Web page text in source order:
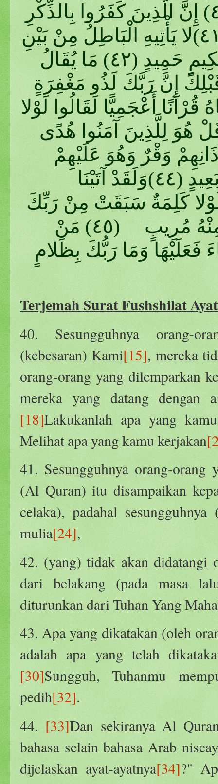
شِئْتُمْ إِنَّهُ بِمَا تَعْمَلُونَ بَصِيرٌ (٤٠) إِنَّ الَّذِينَ كَفَرُوا بِالذِّكْرِ
لَمَّا جَاءَهُمْ وَإِنَّهُ لَكِتَابٌ عَزِيزٌ (٤١)لا يَأْتِيهِ الْبَاطِلُ مِنْ بَيْنِ
يَدَيْهِ وَلا مِنْ خَلْفِهِ تَنْزِيلٌ مِنْ حَكِيمٍ حَمِيدٍ (٤٢) مَا يُقَالُ
إِنَّ رَبَّكَ لَذُو مَغْفِرَةٍ
وَلَوْ جَعَلْنَاهُ قُرْآنًا أَعْجَمِيًّا لَقَالُوا لَوْلا
هُوَ لِلَّذِينَ آمَنُوا هُدًى
وَقْرٌ وَهُوَ عَلَيْهِمْ
عَمًى أُولَئِكَ يُنَادَوْنَ مِنْ مَكَانٍ بَعِيدٍ (٤٤)وَلَقَدْ آتَيْنَا
كَلِمَةٌ سَبَقَتْ مِنْ رَبِّكَ
لَقُضِيَ بَيْنَهُمْ وَإِنَّهُمْ لَفِي شَكٍّ مِنْهُ مُرِيبٍ (٤٥) مَنْ
وَمَا رَبُّكَ بِظَلامٍ
Terjemah Surat Fushshilat
40. Sesungguhnya orang-
(kebesaran) Kami[15], mereka
orang-orang yang dilemparkan
mereka yang datang dengan
[18]Lakukanlah apa yang
Melihat apa yang kamu kerjakan
41. Sesungguhnya orang-
(Al Quran) itu disampaikan
celaka), padahal
mulia[24],
42. (yang) tidak akan didatangi
dari belakang (pada masa
diturunkan dari Tuhan Yang
43. Apa yang dikatakan (oleh
adalah apa yang telah
[30]Sungguh, Tuhanmu
pedih[32].
44. [33]Dan sekiranya Al
bahasa selain bahasa Arab
dijelaskan ayat-ayatnya[34]?"